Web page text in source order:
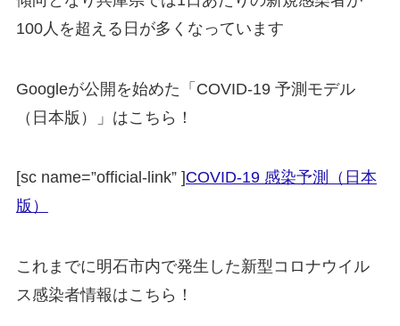
100人を超える日が多くなっています
Googleが公開を始めた「COVID-19 予測モデル
（日本版）」はこちら！
[sc name=”official-link” ]COVID-19 感染予測（日本
版）
これまでに明石市内で発生した新型コロナウイル
ス感染者情報はこちら！